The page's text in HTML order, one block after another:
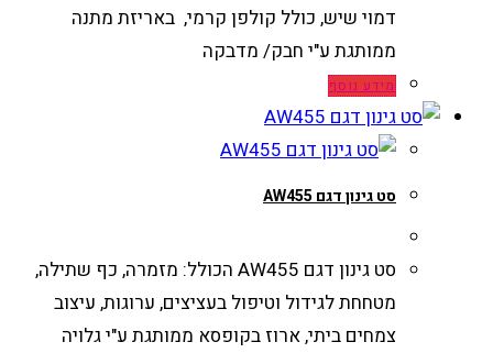
דמוי שיש, כולל קולפן קרמי, באריזת מתנה
ממותגת ע"י חבק/ מדבקה
מידע נוסף
סט גינון דגם AW455
סט גינון דגם AW455 הכולל: מזמרה, כף שתילה,
מטחחת לגידול וטיפול בעציצים, ערוגות, עיצוב
צמחים ביתי, ארוז בקופסא ממותגת ע"י גלויה